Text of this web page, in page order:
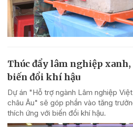
Thúc đẩy lâm nghiệp
biến đổi khí hậu
Dự án "Hỗ trợ ngành Lâm nghiệp
châu Âu" sẽ góp phần vào tăng
thích ứng với biến đổi khí hậu.